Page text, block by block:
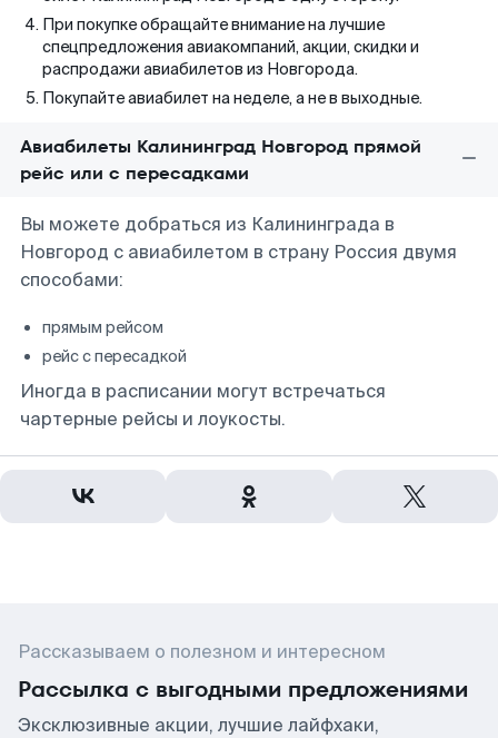
При покупке обращайте внимание на лучшие
спецпредложения авиакомпаний, акции, скидки и
распродажи авиабилетов из Новгорода.
Покупайте авиабилет на неделе, а не в выходные.
Авиабилеты Калининград Новгород прямой
рейс или с пересадками
Вы можете добраться из Калининграда в
Новгород с авиабилетом в страну Россия двумя
способами:
прямым рейсом
рейс с пересадкой
Иногда в расписании могут встречаться
чартерные рейсы и лоукосты.
Рассказываем о полезном и интересном
Рассылка с выгодными предложениями
Эксклюзивные акции, лучшие лайфхаки,